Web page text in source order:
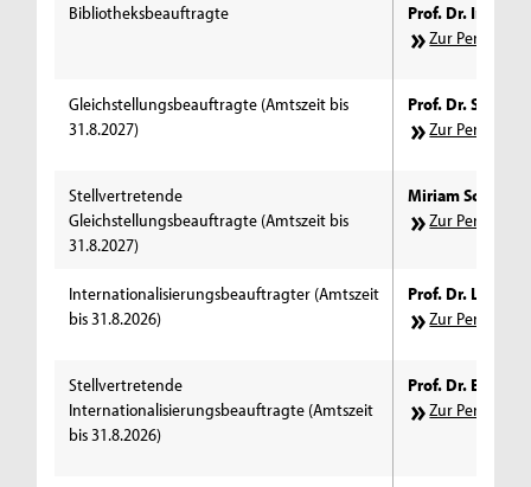
Bibliotheksbeauftragte
Prof. Dr. Inka
Zur
Gleichstellungsbeauftragte (Amtszeit bis
31.8.2027)
Prof. Dr. Sigrid
Zur
Stellvertretende
Gleichstellungsbeauftragte (Amtszeit bis
31.8.2027)
Miriam Schmitz
Zur
Internationalisierungsbeauftragter (Amtszeit
bis 31.8.2026)
Prof. Dr. Lars
Zur
Stellvertretende
Internationalisierungsbeauftragte (Amtszeit
bis 31.8.2026)
Prof. Dr. Elke
Zur